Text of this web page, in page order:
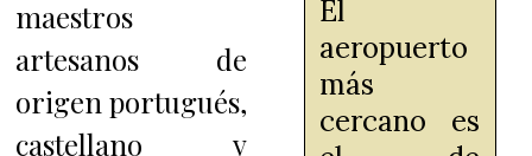
maestros
artesanos de
origen portugués,
castellano y
El
aeropuerto
más
cercano es